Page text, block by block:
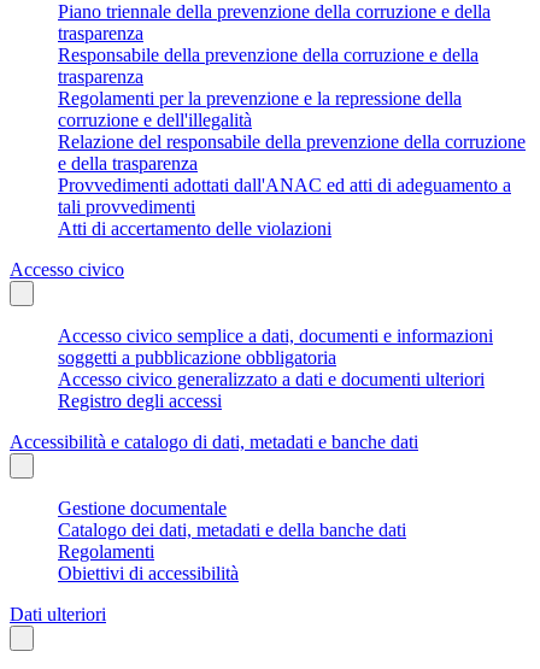
Piano triennale della prevenzione della corruzione e della
trasparenza
Responsabile della prevenzione della corruzione e della
trasparenza
Regolamenti per la prevenzione e la repressione della
corruzione e dell'illegalità
Relazione del responsabile della prevenzione della corruzione
e della trasparenza
Provvedimenti adottati dall'ANAC ed atti di adeguamento a
tali provvedimenti
Atti di accertamento delle violazioni
Accesso civico
Accesso civico semplice a dati, documenti e informazioni
soggetti a pubblicazione obbligatoria
Accesso civico generalizzato a dati e documenti ulteriori
Registro degli accessi
Accessibilità e catalogo di dati, metadati e banche dati
Gestione documentale
Catalogo dei dati, metadati e della banche dati
Regolamenti
Obiettivi di accessibilità
Dati ulteriori